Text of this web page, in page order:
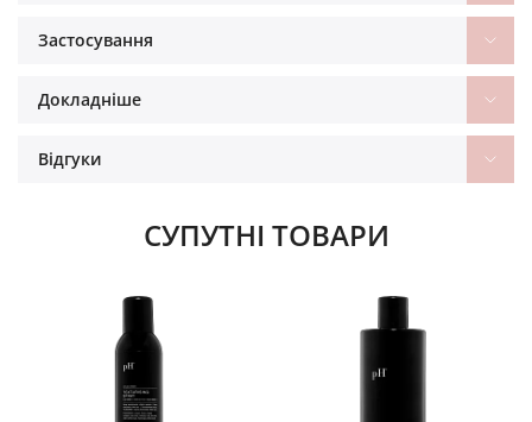
Застосування
Докладніше
Відгуки
СУПУТНІ ТОВАРИ